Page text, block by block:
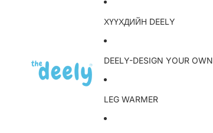
ХҮҮХДИЙН DEELY
DEELY-DESIGN YOUR OWN
LEG WARMER